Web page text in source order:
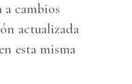
cambios
actualizada
esta misma